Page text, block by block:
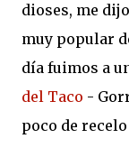
dioses, me
muy popular
día fuimos a
del Taco -
poco de